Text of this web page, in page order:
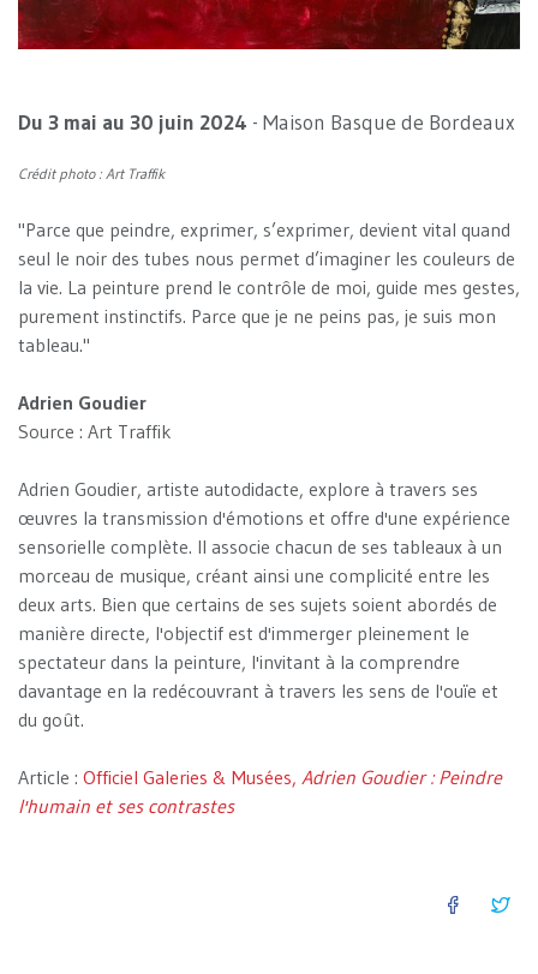
Du 3 mai au 30 juin 2024 - Maison Basque de Bordeaux
Crédit photo : Art Traffik
"Parce que peindre, exprimer, s’exprimer, devient vital quand
seul le noir des tubes nous permet d’imaginer les couleurs de
la vie. La peinture prend le contrôle de moi, guide mes gestes,
purement instinctifs. Parce que je ne peins pas, je suis mon
tableau."
Adrien Goudier
Source : Art Traffik
Adrien Goudier, artiste autodidacte, explore à travers ses
œuvres la transmission d'émotions et offre d'une expérience
sensorielle complète. Il associe chacun de ses tableaux à un
morceau de musique, créant ainsi une complicité entre les
deux arts. Bien que certains de ses sujets soient abordés de
manière directe, l'objectif est d'immerger pleinement le
spectateur dans la peinture, l'invitant à la comprendre
davantage en la redécouvrant à travers les sens de l'ouïe et
du goût.
Article : Officiel Galeries & Musées, Adrien Goudier : Peindre
l'humain et ses contrastes